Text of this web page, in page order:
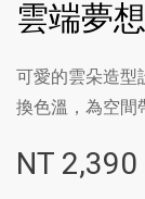
雲端夢
可愛的雲朵造型
換色溫，為空間
NT 2,390